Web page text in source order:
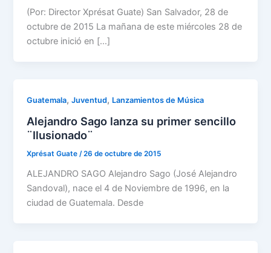
(Por: Director Xprésat Guate) San Salvador, 28 de
octubre de 2015 La mañana de este miércoles 28 de
octubre inició en […]
Guatemala,Juventud, Lanzamientos de Música
Alejandro Sago lanza su primer sencillo
¨Ilusionado¨
Xprésat Guate/26 de octubre de 2015
ALEJANDRO SAGO Alejandro Sago (José Alejandro
Sandoval), nace el 4 de Noviembre de 1996, en la
ciudad de Guatemala. Desde